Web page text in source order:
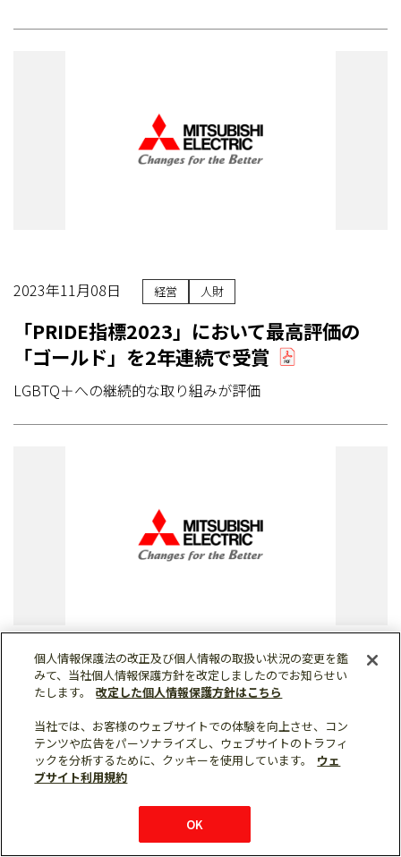
2023年11月08日 経営 人財
「PRIDE指標2023」において最高評価の
「ゴールド」を2年連続で受賞
LGBTQ＋への継続的な取り組みが評価
2023年11月07日 R&D インフラ 社会システム
令和5年度「第71回電気科学技術奨励賞」を
受賞
大容量光通信を実現する高度変復調技術の開発と実用化
個人情報保護法の改正及び個人情報の取扱い状況の変更を鑑
みて、当社個人情報保護方針を改定しましたのでお知らせい
たします。
改定した個人情報保護方針はこちら
当社では、お客様のウェブサイトでの体験を向上させ、コン
テンツや広告をパーソナライズし、ウェブサイトのトラフィ
ックを分析するために、クッキーを使用しています。
ウェ
ブサイト利用規約
OK